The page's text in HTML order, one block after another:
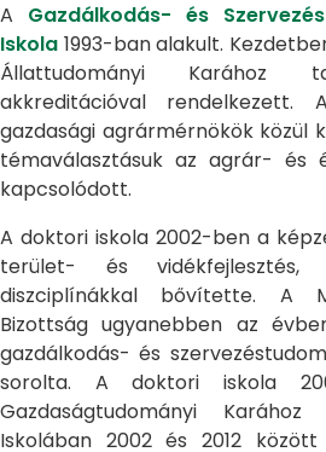
A Gazdálkodás- és
Iskola 1993-ban alakult.
Állattudományi Karához
akkreditációval
gazdasági agrármérnökök közül
témaválasztásuk az agrár- és
kapcsolódott.
A doktori iskola 2002-ben a
terület- és vidékfejlesztés,
diszciplínákkal bővítette. A
Bizottság ugyanebben az
gazdálkodás- és
sorolta. A doktori iskola
Gazdaságtudományi
Iskolában 2002 és 2012